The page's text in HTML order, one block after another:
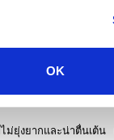
OK
บุญสิริ - การเดินท
ไม่ยุ่งยากและน่าตื่นเต้น